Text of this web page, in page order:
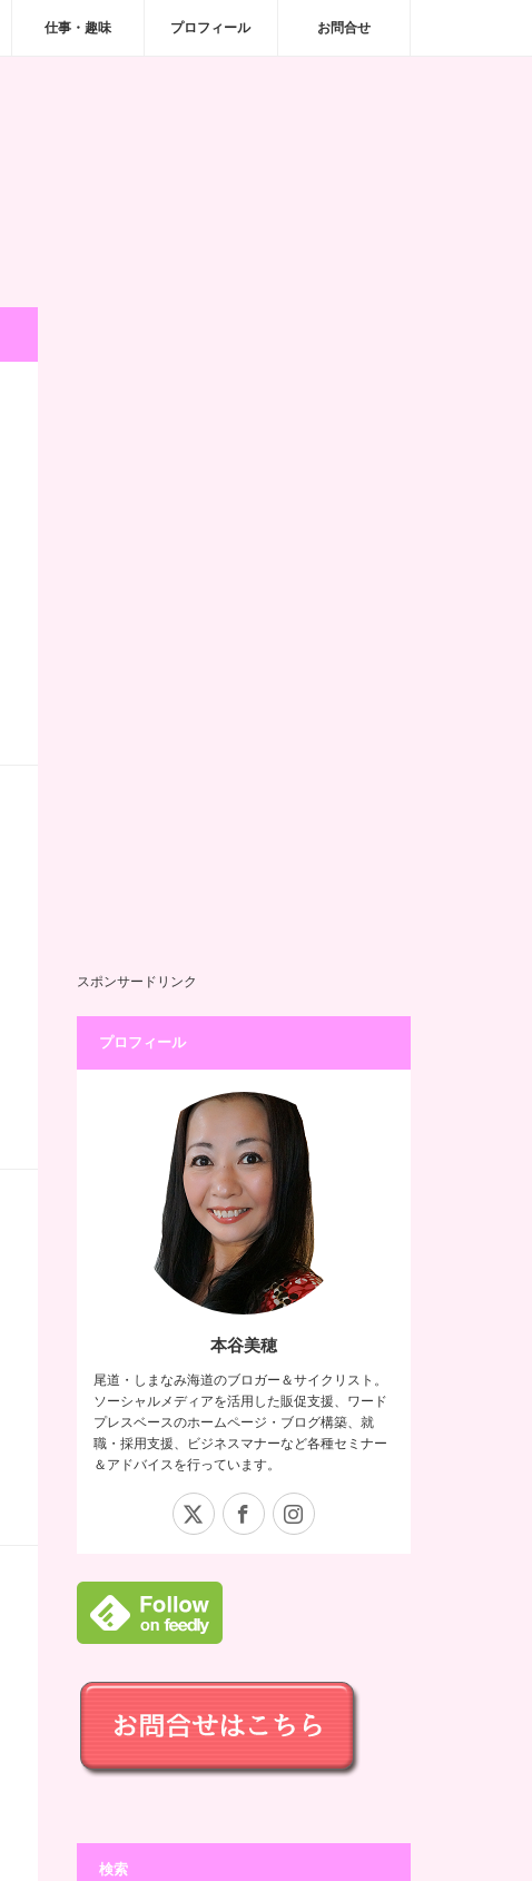
仕事・趣味 プロフィール お問合せ
スポンサードリンク
プロフィール
本谷美穂
尾道・しまなみ海道のブロガー＆サイクリスト。
ソーシャルメディアを活用した販促支援、ワード
プレスベースのホームページ・ブログ構築、就
職・採用支援、ビジネスマナーなど各種セミナー
＆アドバイスを行っています。
Facebook
検索